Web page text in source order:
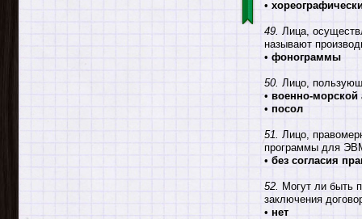
•
49. Лица,
называют
• фонограммы
50. Лицо,
• военно-морской
• посол
51.
Лицо,
программы для
• без согласия
52. Могут ли быть
заключения
• нет